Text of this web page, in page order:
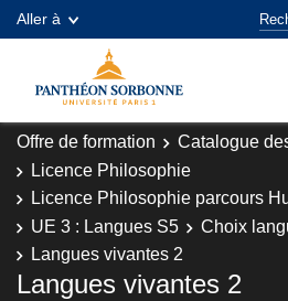
Aller à
Offre de formation Catalogue
Licence Philosophie
Licence Philosophie parcours
UE 3 : Langues S5
Choix
Langues vivantes 2
Langues vivantes 2